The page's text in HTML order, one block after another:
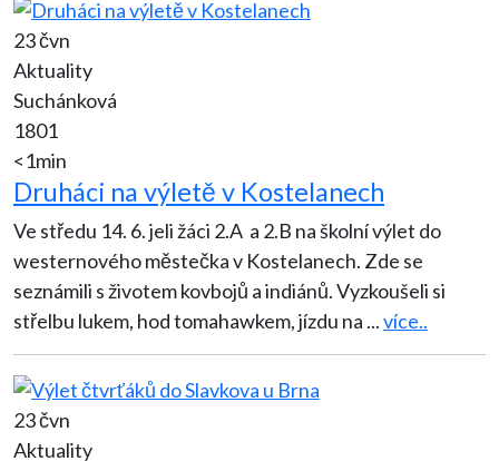
23 čvn
Aktuality
Suchánková
1801
<1min
Druháci na výletě v Kostelanech
Ve středu 14. 6. jeli žáci 2.A a 2.B na školní výlet do
westernového městečka v Kostelanech. Zde se
seznámili s životem kovbojů a indiánů. Vyzkoušeli si
střelbu lukem, hod tomahawkem, jízdu na ...více..
23 čvn
Aktuality